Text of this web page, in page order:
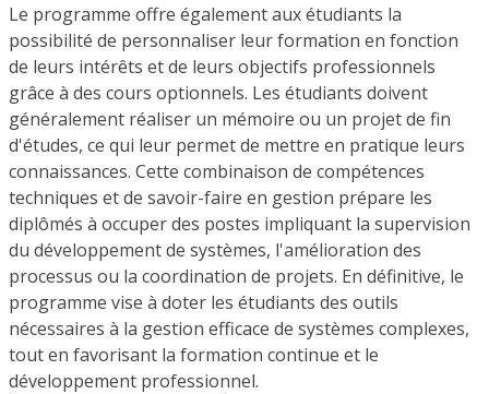
Le programme offre également aux étudiants la
possibilité de personnaliser leur formation en fonction
de leurs intérêts et de leurs objectifs professionnels
grâce à des cours optionnels. Les étudiants doivent
généralement réaliser un mémoire ou un projet de fin
d'études, ce qui leur permet de mettre en pratique leurs
connaissances. Cette combinaison de compétences
techniques et de savoir-faire en gestion prépare les
diplômés à occuper des postes impliquant la supervision
du développement de systèmes, l'amélioration des
processus ou la coordination de projets. En définitive, le
programme vise à doter les étudiants des outils
nécessaires à la gestion efficace de systèmes complexes,
tout en favorisant la formation continue et le
développement professionnel.